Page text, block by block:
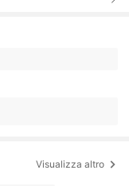
Visualizza altro